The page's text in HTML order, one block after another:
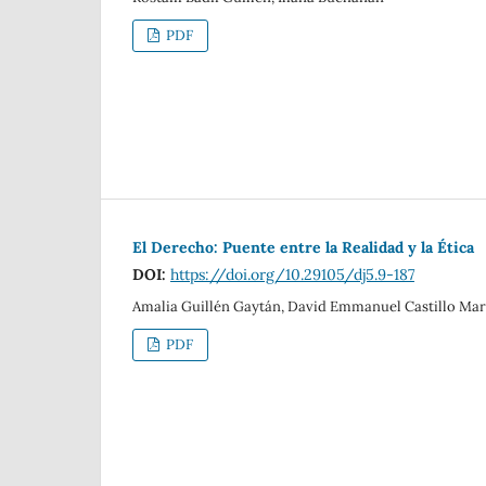
PDF
El Derecho: Puente entre la Realidad y la Ética
DOI: https://doi.org/10.29105/dj5.9-187
Amalia Guillén Gaytán, David Emmanuel Castillo
PDF